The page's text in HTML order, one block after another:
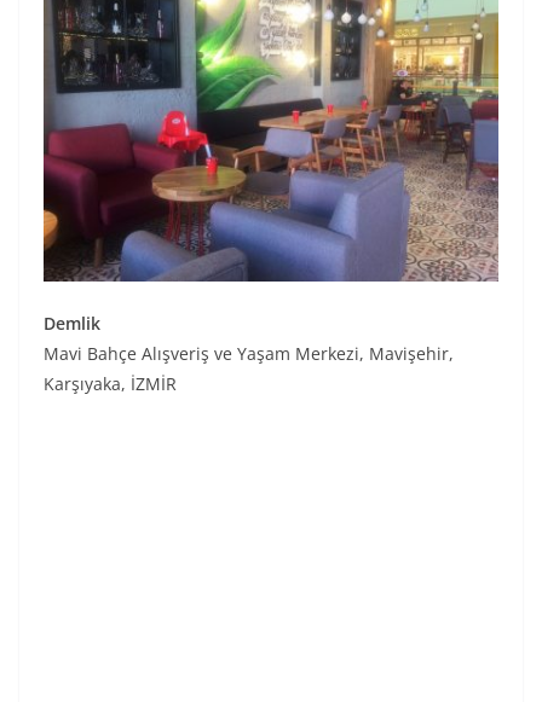
Demlik
Mavi Bahçe Alışveriş ve Yaşam Merkezi, Mavişehir,
Karşıyaka, İZMİR